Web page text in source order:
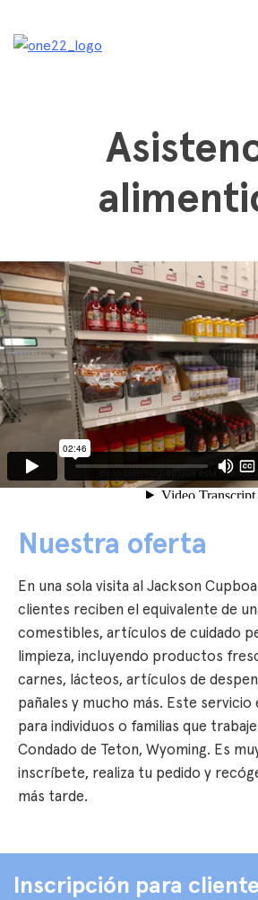
contenido
Nuestra oferta
En una sola visita al Jackson
clientes reciben el equivalente de
comestibles, artículos de cuidado
limpieza, incluyendo productos
carnes, lácteos, artículos de
pañales y mucho más. Este
para individuos o familias que
Condado de Teton, Wyoming. Es
inscríbete, realiza tu pedido y
más tarde.
Inscripción para